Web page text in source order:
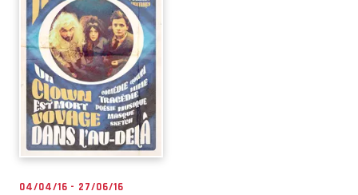
04/04/16 - 27/06/16